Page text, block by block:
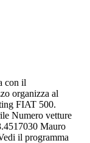
con il
organizza al
FIAT 500.
Numero vetture
Mauro
il programma